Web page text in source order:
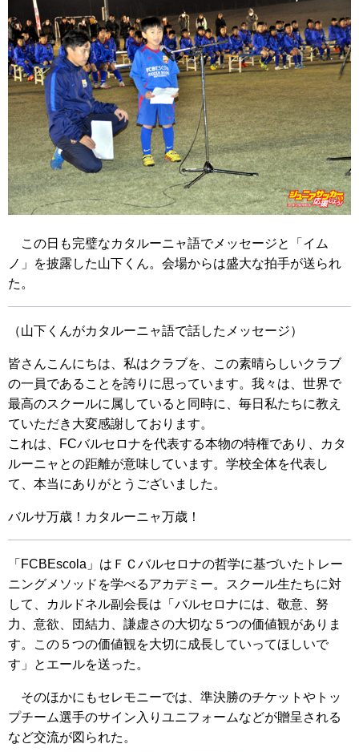
この日も完璧なカタルーニャ語でメッセージと「イム
ノ」を披露した山下くん。会場からは盛大な拍手が送られ
た。
（山下くんがカタルーニャ語で話したメッセージ）
皆さんこんにちは、私はクラブを、この素晴らしいクラブ
の一員であることを誇りに思っています。我々は、世界で
最高のスクールに属していると同時に、毎日私たちに教え
ていただき大変感謝しております。
これは、FCバルセロナを代表する本物の特権であり、カタ
ルーニャとの距離が意味しています。学校全体を代表し
て、本当にありがとうございました。
バルサ万歳！カタルーニャ万歳！
「FCBEscola」はＦＣバルセロナの哲学に基づいたトレー
ニングメソッドを学べるアカデミー。スクール生たちに対
して、カルドネル副会長は「バルセロナには、敬意、努
力、意欲、団結力、謙虚さの大切な５つの価値観がありま
す。この５つの価値観を大切に成長していってほしいで
す」とエールを送った。
そのほかにもセレモニーでは、準決勝のチケットやトッ
プチーム選手のサイン入りユニフォームなどが贈呈される
など交流が図られた。